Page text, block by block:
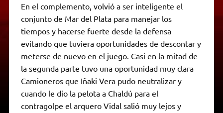
En el complemento, volvió a ser inteligente el
conjunto de Mar del Plata para manejar los
tiempos y hacerse fuerte desde la defensa
evitando que tuviera oportunidades de descontar y
meterse de nuevo en el juego. Casi en la mitad de
la segunda parte tuvo una oportunidad muy clara
Camioneros que Iñaki Vera pudo neutralizar y
cuando le dio la pelota a Chaldú para el
contragolpe el arquero Vidal salió muy lejos y